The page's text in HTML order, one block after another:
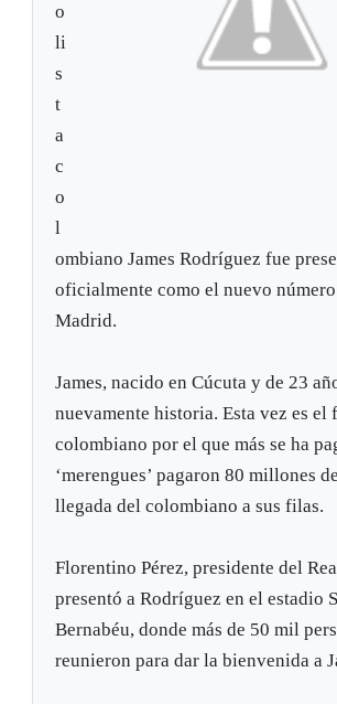
o
li
s
t
a
c
o
l
ombiano James Rodríguez fue
oficialmente como el nuevo
Madrid.
James, nacido en Cúcuta y de 23
nuevamente historia. Esta vez es el
colombiano por el que más se ha
‘merengues’ pagaron 80 millones
llegada del colombiano a sus filas.
Florentino Pérez, presidente del
presentó a Rodríguez en el estadio
Bernabéu, donde más de 50 mil
reunieron para dar la bienvenida a